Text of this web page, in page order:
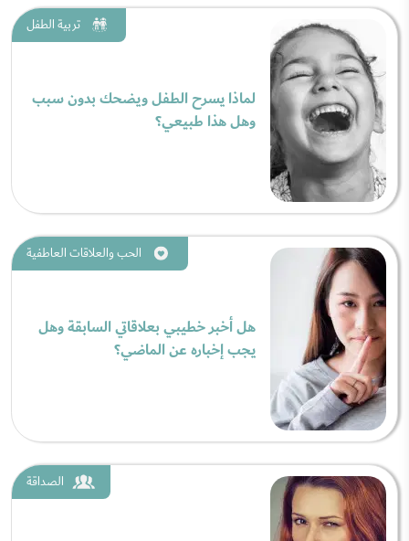
تربية الطفل
لماذا يسرح الطفل ويضحك بدون سبب
وهل هذا طبيعي؟
الحب والعلاقات العاطفية
هل أخبر خطيبي بعلاقاتي السابقة وهل
يجب إخباره عن الماضي؟
الصداقة